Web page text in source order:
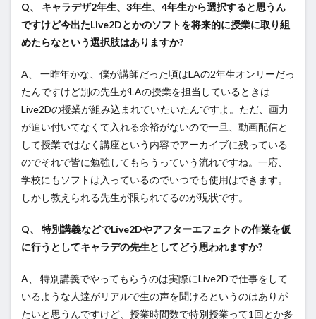
Q、 キャラデザ2年生、3年生、4年生から選択すると思うん
ですけど今出たLive2Dとかのソフトを将来的に授業に取り組
めたらなという選択肢はありますか?
A、 一昨年かな、僕が講師だった頃はLAの2年生オンリーだっ
たんですけど別の先生がLAの授業を担当しているときは
Live2Dの授業が組み込まれていたいたんですよ。ただ、画力
が追い付いてなくて入れる余裕がないので一旦、動画配信と
して授業ではなく講座という内容でアーカイブに残っている
のでそれで皆に勉強してもらうっていう流れですね。一応、
学校にもソフトは入っているのでいつでも使用はできます。
しかし教えられる先生が限られてるのが現状です。
Q、 特別講義などでLive2Dやアフターエフェクトの作業を仮
に行うとしてキャラデの先生としてどう思われますか?
A、 特別講義でやってもらうのは実際にLive2Dで仕事をして
いるような人達がリアルで生の声を聞けるというのはありが
たいと思うんですけど、授業時間数で特別授業って1回とか多